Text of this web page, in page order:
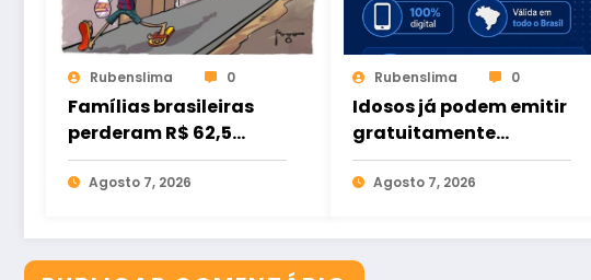
Rubenslima 0
Famílias brasileiras
perderam R$ 62,5
bilhões para bets em
2025Agosto 7, 2026
Rubenslima 0
Idosos já podem emitir
gratuitamente
credencial digital de
estacionamento
Agosto 7, 2026